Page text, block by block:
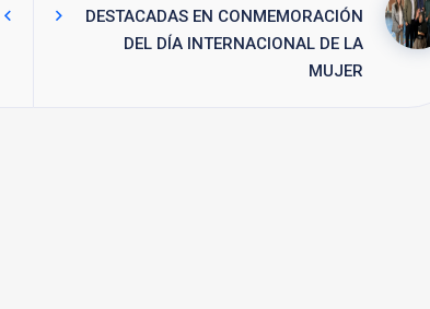
DESTACADAS EN CONMEMORACIÓN
DEL DÍA INTERNACIONAL DE LA
MUJER